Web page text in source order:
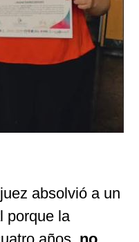
absolvió a un
porque la